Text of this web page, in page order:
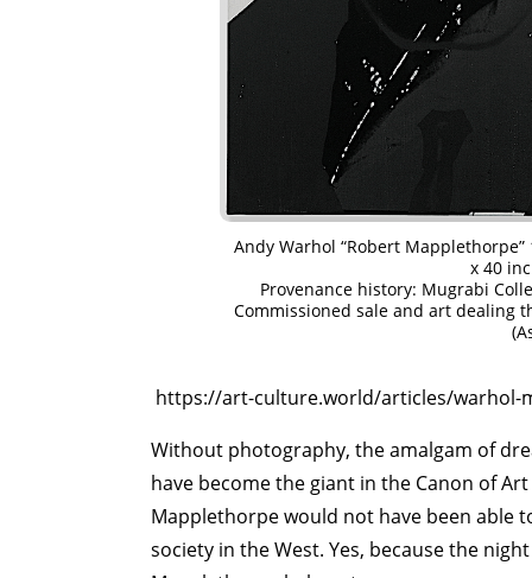
Andy Warhol “Robert
x 40
Provenance history: Mugrabi
Commissioned sale and art dealing
https://art-culture.world/articles/warhol-
Without photography, the amalgam of
have become the giant in the Canon of
Mapplethorpe would not have been able
society in the West. Yes, because the